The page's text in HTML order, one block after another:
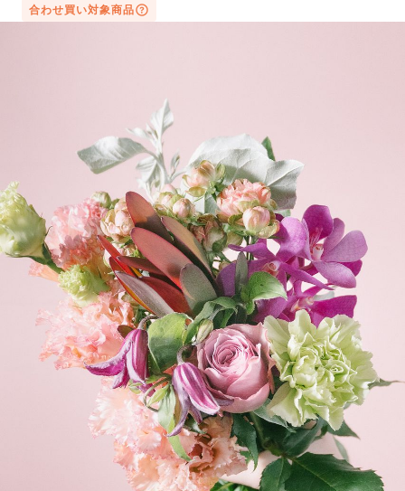
だけ写真のイメージに近いものをお届けできるように人
の目でチェックをしています。
よくある質問
Q. 毎月自動でお花が届くサービスですか？
いいえ、毎月自動でお届けするサービスではありません。好
きな時に好きな花をご注文いただけます。
Q. 配送できないエリアはありますか？
ただいま沖縄・離島エリアへの配送には対応しておりませ
ん。ご了承ください。
Q. 配送日時は指定できますか？
お花をベストなタイミングで発送しているため、お届け日の
指定はできません。受け取り時間帯は、発送後にクロネコヤ
マトのアプリから変更可能です。
合わせ買い対象商品